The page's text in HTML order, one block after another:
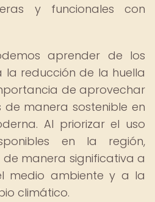
y funcionales con
aprender de los
reducción de la huella
de aprovechar
de manera sostenible en
Al priorizar el uso
en la región,
manera significativa a
medio ambiente y a la
climático.